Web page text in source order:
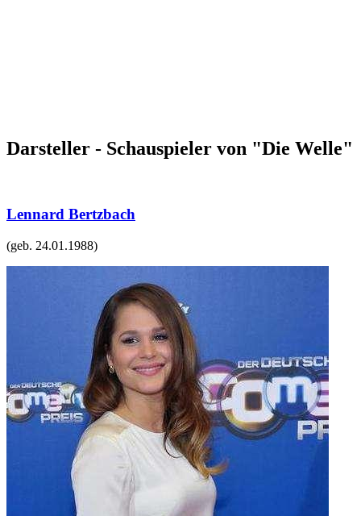
Darsteller - Schauspieler von "Die Welle"
Lennard Bertzbach
(geb. 24.01.1988)